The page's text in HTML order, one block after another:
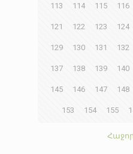
113 114 115 116
121 122 123 124
129 130 131 132
137 138 139 140
145 146 147 148
153 154 155